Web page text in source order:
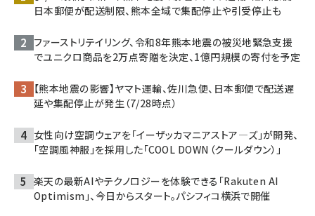
日本郵便が配送制限、熊本全域で集配停止や引受停止も
ファーストリテイリング、令和8年熊本地震の被災地緊急支援
でユニクロ商品を2万点寄贈を決定、1億円規模の寄付を予定
【熊本地震の影響】ヤマト運輸、佐川急便、日本郵便で配送遅
延や集配停止が発生（7/28時点）
女性向け空調ウェアを「イーザッカマニアストア―ズ」が開発、
「空調風神服」を採用した「COOL DOWN（クールダウン）」
楽天の最新AIやテクノロジーを体験できる「Rakuten AI
Optimism」、今日からスタート。パシフィコ横浜で開催